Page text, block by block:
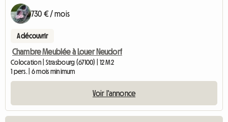
730 € / mois
A découvrir
Chambre Meublée à Louer Neudorf
Colocation | Strasbourg (67100) | 12 M2
1 pers. | 6 mois minimum
Voir l'annonce